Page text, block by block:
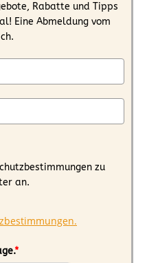
Rabatte und Tipps
Eine Abmeldung vom
zu
an.
*